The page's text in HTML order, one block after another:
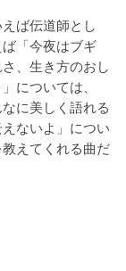
ば伝道師とし
「今夜はブギ
、生き方のおし
については、
に美しく語れる
ないよ」につい
えてくれる曲だ